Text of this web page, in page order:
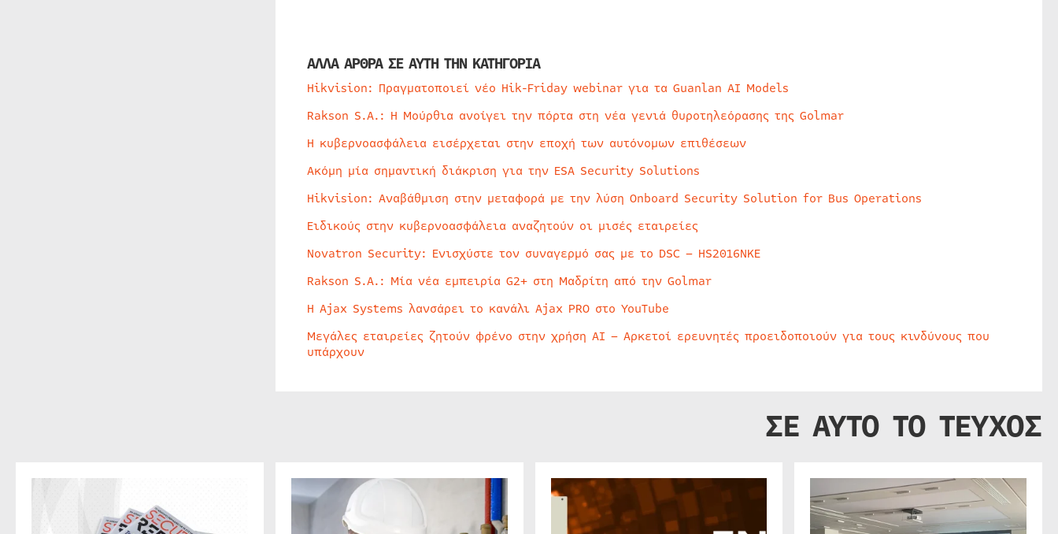
ΑΛΛΑ ΑΡΘΡΑ ΣΕ ΑΥΤΗ ΤΗΝ ΚΑΤΗΓΟΡΙΑ
Hikvision: Πραγματοποιεί νέο Hik-Friday webinar για τα Guanlan AI Models
Rakson S.A.: Η Μούρθια ανοίγει την πόρτα στη νέα γενιά θυροτηλεόρασης της Golmar
Η κυβερνοασφάλεια εισέρχεται στην εποχή των αυτόνομων επιθέσεων
Ακόμη μία σημαντική διάκριση για την ESA Security Solutions
Hikvision: Αναβάθμιση στην μεταφορά με την λύση Onboard Security Solution for Bus Operations
Ειδικούς στην κυβερνοασφάλεια αναζητούν οι μισές εταιρείες
Novatron Security: Ενισχύστε τον συναγερμό σας με το DSC – HS2016NKE
Rakson S.A.: Μία νέα εμπειρία G2+ στη Μαδρίτη από την Golmar
Η Ajax Systems λανσάρει το κανάλι Ajax PRO στο YouTube
Μεγάλες εταιρείες ζητούν φρένο στην χρήση AI – Αρκετοί ερευνητές προειδοποιούν για τους κινδύνους που
υπάρχουν
ΣΕ ΑΥΤΟ ΤΟ ΤΕΥΧΟΣ